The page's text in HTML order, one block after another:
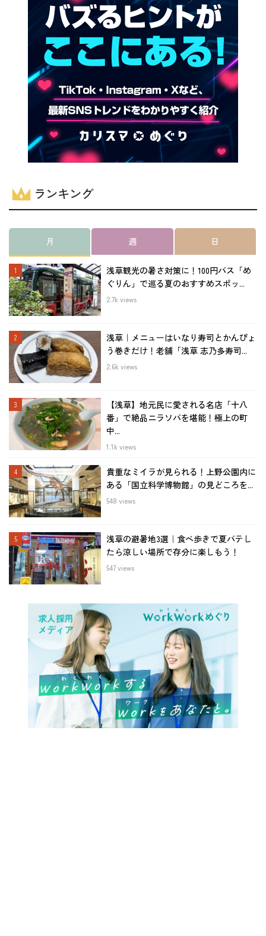
ランキング
月 週 日
浅草観光の暑さ対策に！100円バス「め
ぐりん」で巡る夏のおすすめスポッ...
2.7k views
浅草｜メニューはいなり寿司とかんぴょ
う巻きだけ！老舗「浅草 志乃多寿司...
2.6k views
【浅草】地元民に愛される名店「十八
番」で絶品ニラソバを堪能！極上の町
中...
1.1k views
貴重なミイラが見られる！上野公園内に
ある「国立科学博物館」の見どころを...
548 views
浅草の避暑地3選｜食べ歩きで夏バテし
たら涼しい場所で存分に楽しもう！
547 views